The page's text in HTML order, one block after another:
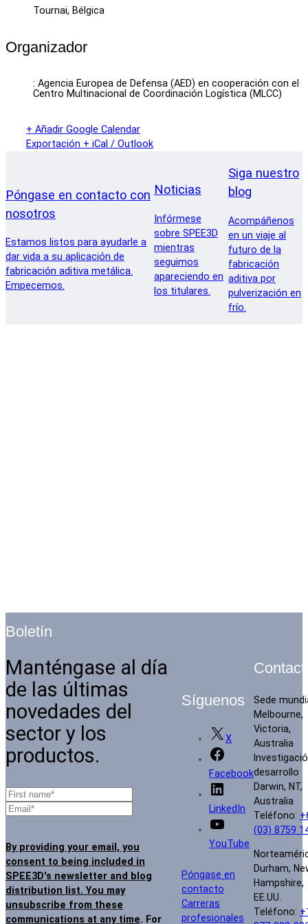
Tournai, Bélgica
Organizador
: Agencia Europea de Defensa (AED) en cooperación con el
Centro Multinacional de Coordinación Logística (MLCC)
+ Añadir Google Calendar
Exportación + iCal / Outlook
Póngase en contacto con
nosotros
Estamos listos para ayudarle a
dar vida a su aplicación de
fabricación aditiva metálica.
Empecemos.
Noticias
Infórmese
sobre SPEE3D
mientras
seguimos
apareciendo en
los titulares.
Siga nuestro
blog
Acompáñenos
en un viaje al
futuro de la
fabricación
aditiva por
pulverización en
frío.
Boletín
Manténgase al día
de las últimas
novedades del
sector y los
productos.
By providing your email, you
consent to being included in
SPEE3D's newsletter and blog
distribution list. You may
unsubscribe from these
communications at any time. For
Síguenos
X
Facebook
LinkedIn
YouTube
Póngase en
contacto
Carreras
profesionales
Sede
Melbourne,
Victoria,
Australia
desarrollo
Darwin, NT,
Australia
Teléfono:
(03) 8759
Durham,
Hampshire,
EE.UU.
Teléfono: